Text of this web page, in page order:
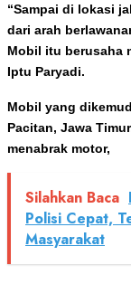
“Sampai di lokasi
dari arah
Mobil itu berusaha
Iptu Paryadi.
Mobil yang
Pacitan, Jawa
menabrak motor,
Silahkan Baca
Polisi Cepat,
Masyarakat